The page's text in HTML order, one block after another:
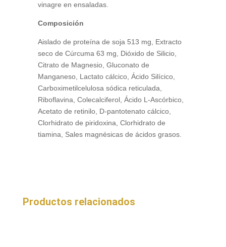
vinagre en ensaladas.
Composición
Aislado de proteína de soja 513 mg, Extracto
seco de Cúrcuma 63 mg, Dióxido de Silicio,
Citrato de Magnesio, Gluconato de
Manganeso, Lactato cálcico, Ácido Silícico,
Carboximetilcelulosa sódica reticulada,
Riboflavina, Colecalciferol, Ácido L-Ascórbico,
Acetato de retinilo, D-pantotenato cálcico,
Clorhidrato de piridoxina, Clorhidrato de
tiamina, Sales magnésicas de ácidos grasos.
Productos relacionados